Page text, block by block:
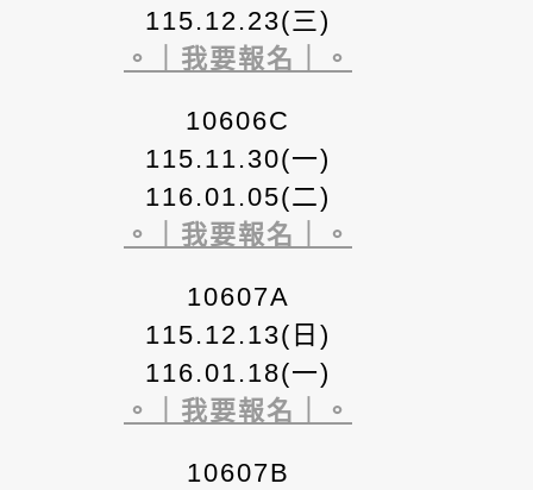
115.12.23(三)
。｜我要報名｜。
10606C
115.11.30(一)
116.01.05(二)
。｜我要報名｜。
10607A
115.12.13(日)
116.01.18(一)
。｜我要報名｜。
10607B